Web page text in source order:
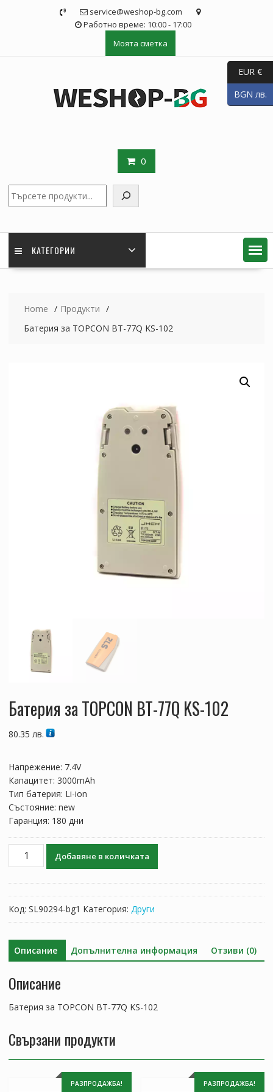
service@weshop-bg.com
Работно време: 10:00 - 17:00
Моята сметка
0
КАТЕГОРИИ
Home
Продукти
Батерия за TOPCON BT-77Q KS-102
Батерия за TOPCON BT-77Q KS-102
80.35 лв.
Напрежение: 7.4V
Капацитет: 3000mAh
Тип батерия: Li-ion
Състояние: new
Гаранция: 180 дни
количество
BT-
KS-
102
Добавяне в количката
Код: SL90294-bg1 Категория: Други
Описание Допълнителна информация Отзиви (0)
Описание
Батерия за TOPCON BT-77Q KS-102
Свързани продукти
РАЗПРОДАЖБА! РАЗПРОДАЖБА!
EUR €
BGN лв.